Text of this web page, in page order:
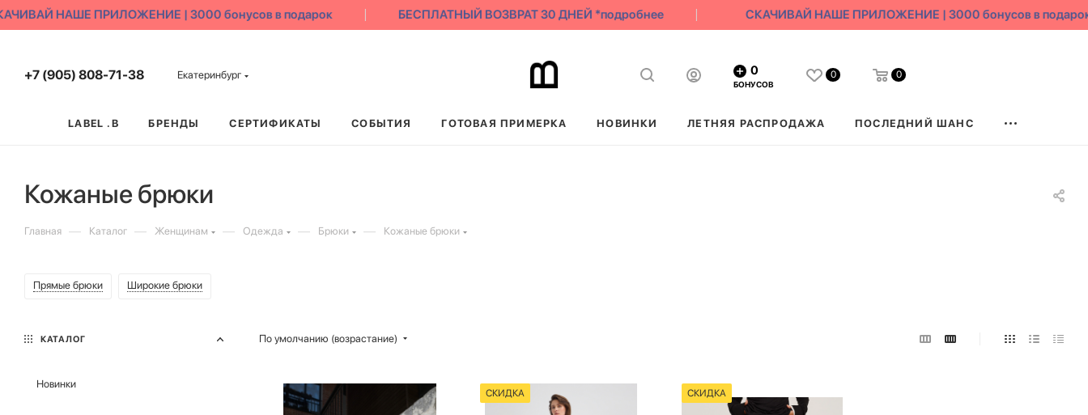
НАШЕ ПРИЛОЖЕНИЕ | 3000 бонусов в подарок БЕСПЛАТНЫЙ ВОЗВРАТ 30 ДНЕЙ *подробнее СКАЧИВАЙ НАШЕ ПРИЛОЖЕНИЕ | 3000 бонусов в подарок
+7 (905) 808-71-38 Екатеринбург 0
БОНУСОВ
0 0
LABEL .B БРЕНДЫ СЕРТИФИКАТЫ СОБЫТИЯ ГОТОВАЯ ПРИМЕРКА НОВИНКИ ЛЕТНЯЯ РАСПРОДАЖА ПОСЛЕДНИЙ ШАНС
Кожаные брюки
Главная — Каталог — Женщинам — Одежда — Брюки — Кожаные брюки
Прямые брюки Широкие брюки
По умолчанию (возрастание)
СКИДКА СКИДКА
КАТАЛОГ
Новинки